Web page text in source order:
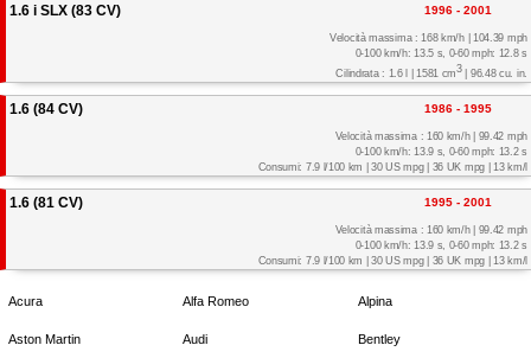
1.6 i SLX (83 CV) 1996 - 2001
Velocità massima : 168 km/h | 104.39 mph
0-100 km/h: 13.5 s, 0-60 mph: 12.8 s
Cilindrata : 1.6 l | 1581 cm3| 96.48 cu. in.
1.6 (84 CV) 1986 - 1995
Velocità massima : 160 km/h | 99.42 mph
0-100 km/h: 13.9 s, 0-60 mph: 13.2 s
Consumi: 7.9 l/100 km | 30 US mpg | 36 UK mpg | 13 km/l
1.6 (81 CV) 1995 - 2001
Velocità massima : 160 km/h | 99.42 mph
0-100 km/h: 13.9 s, 0-60 mph: 13.2 s
Consumi: 7.9 l/100 km | 30 US mpg | 36 UK mpg | 13 km/l
Acura Alfa Romeo Alpina
Aston Martin Audi Bentley